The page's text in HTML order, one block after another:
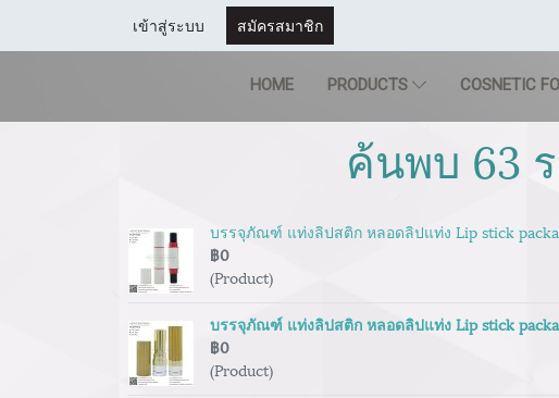
เข้าสู่ระบบ สมัครสมาชิก
HOME PRODUCTS COSNETIC
ค้นพบ 63
บรรจุภัณฑ์ แท่งลิปสติก หลอดลิปแท่ง Lip stick
฿0
(Product)
บรรจุภัณฑ์ แท่งลิปสติก หลอดลิปแท่ง Lip stick
฿0
(Product)